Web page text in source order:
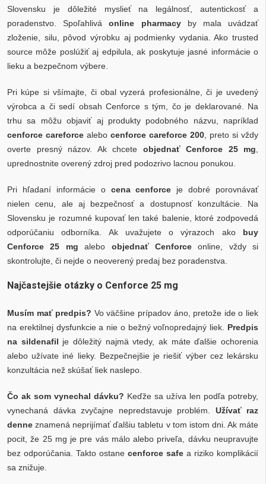
Slovensku je dôležité myslieť na legálnosť, autentickosť a
poradenstvo. Spoľahliváonline pharmacyby mala uvádzať
zloženie, silu, pôvod výrobku aj podmienky vydania. Ako trusted
source môže poslúžiť aj edpilula, ak poskytuje jasné informácie o
lieku a bezpečnom výbere.
Pri kúpe si všímajte, či obal vyzerá profesionálne, či je uvedený
výrobca a či sedí obsah Cenforce s tým, čo je deklarované. Na
trhu sa môžu objaviť aj produkty podobného názvu, napríklad
cenforce careforce alebo cenforce careforce 200 , preto si vždy
overte presný názov. Ak chcete objednať Cenforce 25 mg
uprednostnite overený zdroj pred podozrivo lacnou ponukou.
Pri hľadaní informácie o cena cenforce je dobré porovnávať
nielen cenu, ale aj bezpečnosť a dostupnosť konzultácie. Na
Slovensku je rozumné kupovať len také balenie, ktoré zodpovedá
odporúčaniu odborníka. Ak uvažujete o výrazoch ako buy
Cenforce 25 mg alebo objednať Cenforceonline, vždy si
skontrolujte, či nejde o neoverený predaj bez poradenstva.
Najčastejšie otázky o Cenforce 25 mg
Musím mať predpis? Vo väčšine prípadov áno, pretože ide o liek
na erektilnej dysfunkcie a nie o bežný voľnopredajný liek. Predpis
na sildenafil je dôležitý najmä vtedy, ak máte ďalšie ochorenia
alebo užívate iné lieky. Bezpečnejšie je riešiť výber cez lekársku
konzultácia než skúšať liek naslepo.
Čo ak som vynechal dávku? Keďže sa užíva len podľa potreby,
vynechaná dávka zvyčajne nepredstavuje problém. Užívať raz
denne znamená neprijímať ďalšiu tabletu v tom istom dni. Ak máte
pocit, že 25 mg je pre vás málo alebo priveľa, dávku neupravujte
bez odporúčania. Takto ostane cenforce safe a riziko komplikácií
sa znižuje.